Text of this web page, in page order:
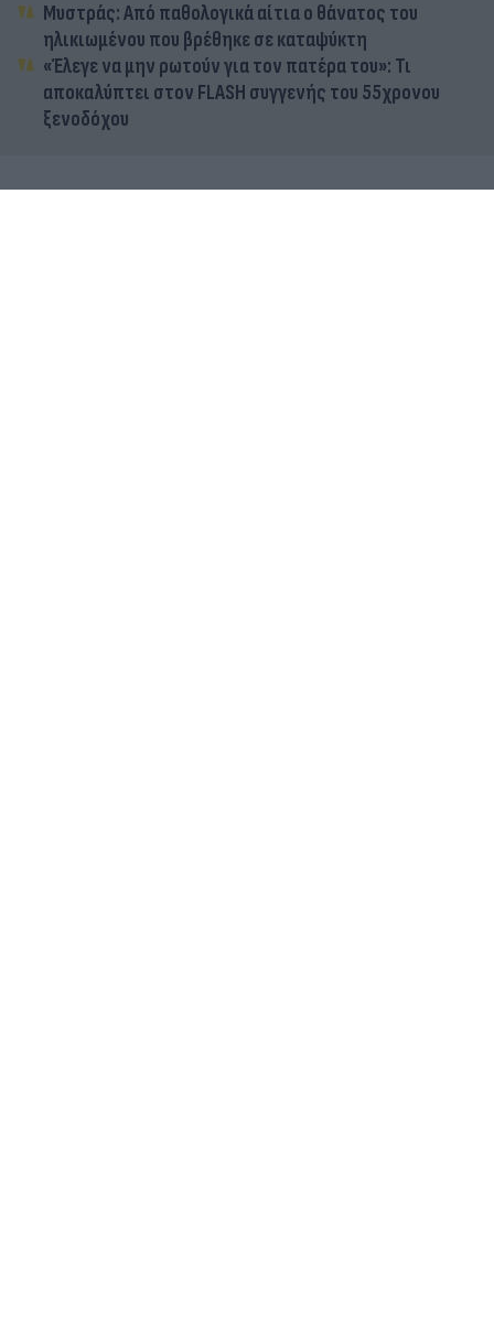
Μυστράς: Από παθολογικά αίτια ο θάνατος του
ηλικιωμένου που βρέθηκε σε καταψύκτη
«Έλεγε να μην ρωτούν για τον πατέρα του»: Τι
αποκαλύπτει στον FLASH συγγενής του 55χρονου
ξενοδόχου